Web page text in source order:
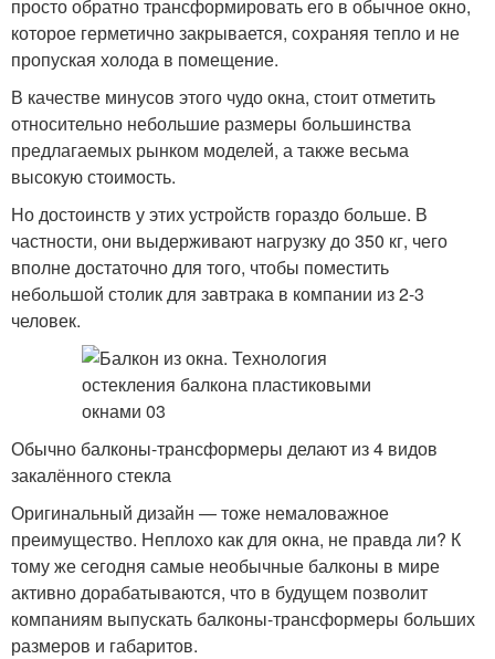
просто обратно трансформировать его в обычное окно,
которое герметично закрывается, сохраняя тепло и не
пропуская холода в помещение.
В качестве минусов этого чудо окна, стоит отметить
относительно небольшие размеры большинства
предлагаемых рынком моделей, а также весьма
высокую стоимость.
Но достоинств у этих устройств гораздо больше. В
частности, они выдерживают нагрузку до 350 кг, чего
вполне достаточно для того, чтобы поместить
небольшой столик для завтрака в компании из 2-3
человек.
Обычно балконы-трансформеры делают из 4 видов
закалённого стекла
Оригинальный дизайн — тоже немаловажное
преимущество. Неплохо как для окна, не правда ли? К
тому же сегодня самые необычные балконы в мире
активно дорабатываются, что в будущем позволит
компаниям выпускать балконы-трансформеры больших
размеров и габаритов.